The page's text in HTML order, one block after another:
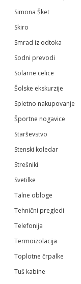
Simona Šket
Skiro
Smrad iz odtoka
Sodni prevodi
Solarne celice
Šolske ekskurzije
Spletno nakupovanje
Športne nogavice
Starševstvo
Stenski koledar
Strešniki
Svetilke
Talne obloge
Tehnični pregledi
Telefonija
Termoizolacija
Toplotne črpalke
Tuš kabine